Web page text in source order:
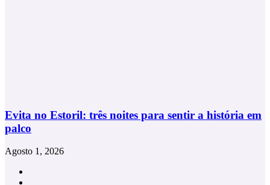
Evita no Estoril: três noites para sentir a história em
palco
Agosto 1, 2026